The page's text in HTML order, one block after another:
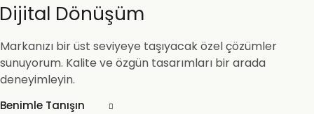
Dijital Dönüşüm
Markanızı bir üst seviyeye taşıyacak özel çözümler
sunuyorum. Kalite ve özgün tasarımları bir arada
deneyimleyin.
Benimle Tanışın